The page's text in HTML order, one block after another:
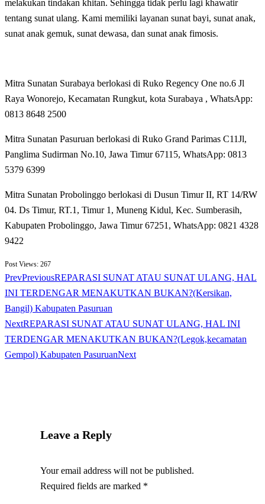
melakukan tindakan khitan. Sehingga tidak perlu lagi khawatir
tentang sunat ulang. Kami memiliki layanan sunat bayi, sunat anak,
sunat anak gemuk, sunat dewasa, dan sunat anak fimosis.
Mitra Sunatan Surabaya berlokasi di Ruko Regency One no.6 Jl
Raya Wonorejo, Kecamatan Rungkut, kota Surabaya , WhatsApp:
0813 8648 2500
Mitra Sunatan Pasuruan berlokasi di Ruko Grand Parimas C11Jl,
Panglima Sudirman No.10, Jawa Timur 67115, WhatsApp: 0813
5379 6399
Mitra Sunatan Probolinggo berlokasi di Dusun Timur II, RT 14/RW
04. Ds Timur, RT.1, Timur 1, Muneng Kidul, Kec. Sumberasih,
Kabupaten Probolinggo, Jawa Timur 67251, WhatsApp: 0821 4328
9422
Post Views: 267
PrevPreviousREPARASI SUNAT ATAU SUNAT ULANG, HAL
INI TERDENGAR MENAKUTKAN BUKAN?(Kersikan,
Bangil) Kabupaten Pasuruan
NextREPARASI SUNAT ATAU SUNAT ULANG, HAL INI
TERDENGAR MENAKUTKAN BUKAN?(Legok,kecamatan
Gempol) Kabupaten PasuruanNext
Leave a Reply
Your email address will not be published.
Required fields are marked *